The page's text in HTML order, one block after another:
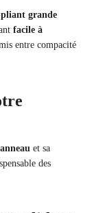
grande
facile à
entre compacité
et sa
des